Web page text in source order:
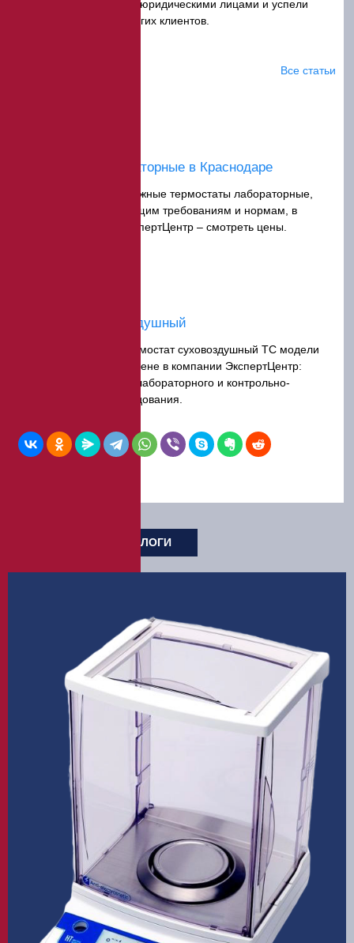
БРОШЮРЫ И КАТАЛОГИ
предпринимателями и юридическими лицами и успели
заслужить доверие многих клиентов.
Все статьи
Термостаты лабораторные в Краснодаре
Функциональные, надежные термостаты лабораторные,
отвечающие действующим требованиям и нормам, в
каталоге компании ЭкспертЦентр – смотреть цены.
Термостат суховоздушный
Предлагаем купить термостат суховоздушный ТС модели
180 СПУ по выгодной цене в компании ЭкспертЦентр:
широкий ассортимент лабораторного и контрольно-
измерительного оборудования.